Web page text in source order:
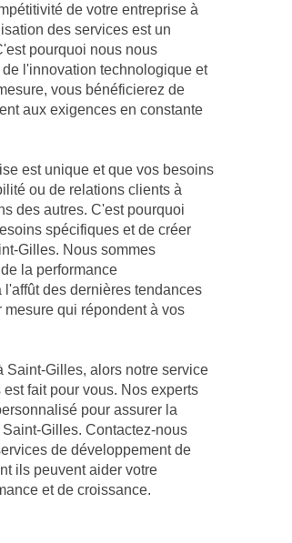
de votre entreprise à
des services est un
pourquoi nous nous
l'innovation technologique et
vous bénéficierez de
aux exigences en constante
est unique et que vos besoins
ou de relations clients à
des autres. C'est pourquoi
spécifiques et de créer
Gilles. Nous sommes
la performance
des dernières tendances
qui répondent à vos
Saint-Gilles, alors notre service
fait pour vous. Nos experts
pour assurer la
Gilles. Contactez-nous
de développement de
ils peuvent aider votre
et de croissance.